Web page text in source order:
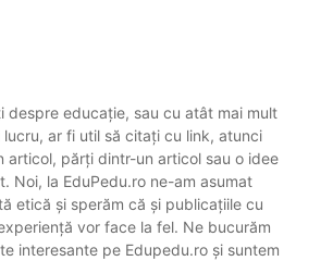
despre educație, sau cu atât mai mult
ar fi util să citați cu link, atunci
articol, părți dintr-un articol sau o idee
Noi, la EduPedu.ro ne-am asumat
etică și sperăm că și publicațiile cu
vor face la fel. Ne bucurăm
interesante pe Edupedu.ro și suntem